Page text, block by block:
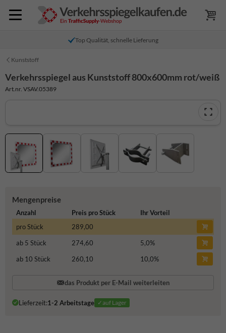
Top Qualität, schnelle Lieferung
Kunststoff
Verkehrsspiegel aus Kunststoff 800x600mm rot/weiß
Art.nr. VSAV.05389
Mengenpreise
Anzahl Preis pro Stück
Ihr Vorteil
pro Stück
289,00
ab 5 Stück
274,60 5,0%
ab 10 Stück
260,10 10,0%
das Produkt per E-Mail weiterleiten
Lieferzeit:1-2 Arbeitstage ✓auf Lager